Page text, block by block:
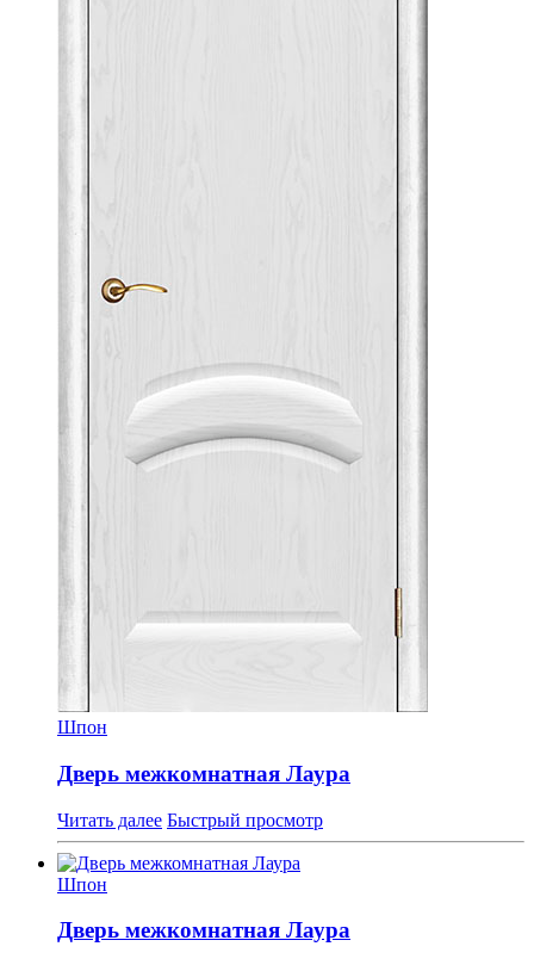
Шпон
Дверь межкомнатная Лаура
Читать далее Быстрый просмотр
Шпон
Дверь межкомнатная Лаура